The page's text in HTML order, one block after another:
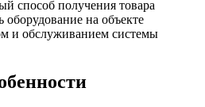
способ получения товара
на объекте
и обслуживанием системы